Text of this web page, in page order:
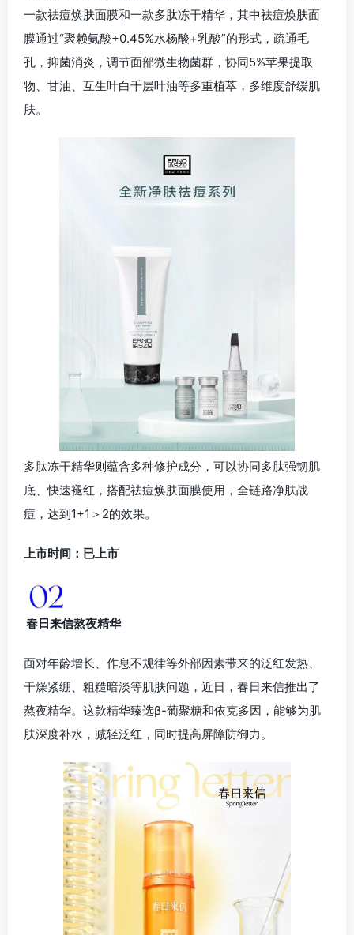
一款祛痘焕肤面膜和一款多肽冻干精华，其中祛痘焕肤面
膜通过“聚赖氨酸+0.45%水杨酸+乳酸”的形式，疏通毛
孔，抑菌消炎，调节面部微生物菌群，协同5%苹果提取
物、甘油、互生叶白千层叶油等多重植萃，多维度舒缓肌
肤。
多肽冻干精华则蕴含多种修护成分，可以协同多肽强韧肌
底、快速褪红，搭配祛痘焕肤面膜使用，全链路净肤战
痘，达到1+1＞2的效果。
上市时间：已上市
春日来信熬夜精华
面对年龄增长、作息不规律等外部因素带来的泛红发热、
干燥紧绷、粗糙暗淡等肌肤问题，近日，春日来信推出了
熬夜精华。这款精华臻选β-葡聚糖和依克多因，能够为肌
肤深度补水，减轻泛红，同时提高屏障防御力。